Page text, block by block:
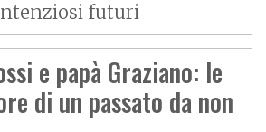
futuri
e papà Graziano: le
di un passato da non